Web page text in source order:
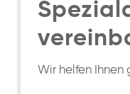
Wir helfen Ihnen